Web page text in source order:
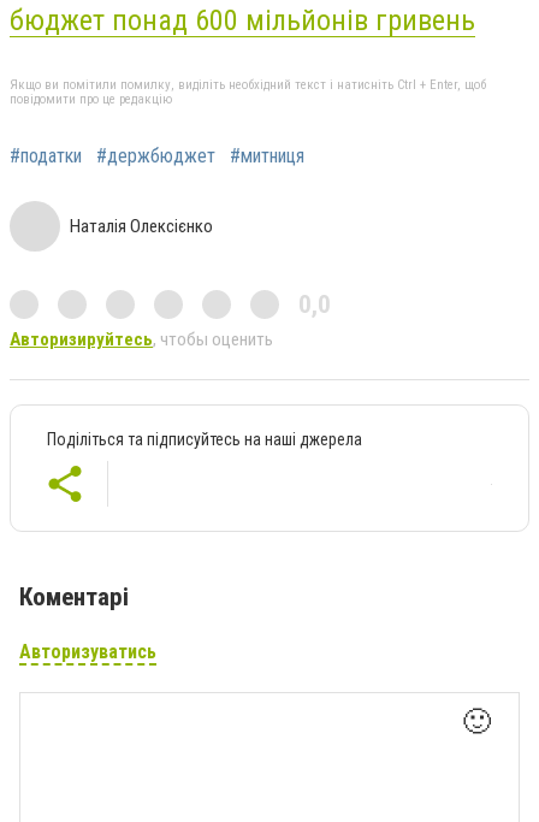
бюджет понад 600 мільйонів гривень
Якщо ви помітили помилку, виділіть необхідний текст і натисніть Ctrl + Enter, щоб
повідомити про це редакцію
#податки #держбюджет #митниця
Наталія Олексієнко
0,0
Авторизируйтесь, чтобы оценить
Поділіться та підписуйтесь на наші джерела
Коментарі
Авторизуватись
🙂